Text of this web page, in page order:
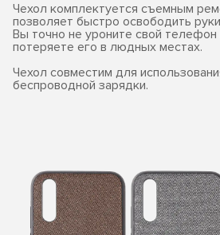
Чехол комплектуется съемным
позволяет быстро освободить
Вы точно не уроните свой
потеряете его в людных местах.
Чехол совместим для
беспроводной зарядки.